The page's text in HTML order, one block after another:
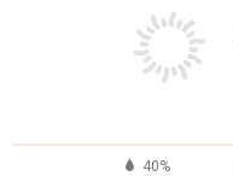
40%